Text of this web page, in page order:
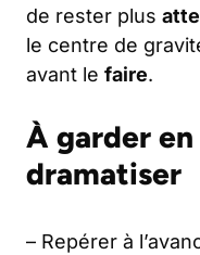
de rester plus
le centre de
avant le faire.
À garder
dramatiser
– Repérer à